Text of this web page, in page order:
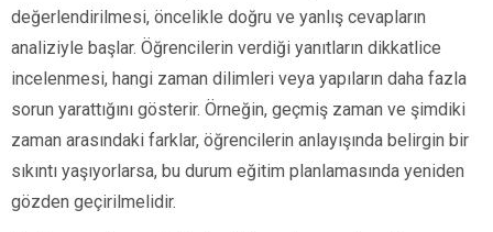
değerlendirilmesi, öncelikle doğru ve yanlış cevapların
analiziyle başlar. Öğrencilerin verdiği yanıtların dikkatlice
incelenmesi, hangi zaman dilimleri veya yapıların daha fazla
sorun yarattığını gösterir. Örneğin, geçmiş zaman ve şimdiki
zaman arasındaki farklar, öğrencilerin anlayışında belirgin bir
sıkıntı yaşıyorlarsa, bu durum eğitim planlamasında yeniden
gözden geçirilmelidir.